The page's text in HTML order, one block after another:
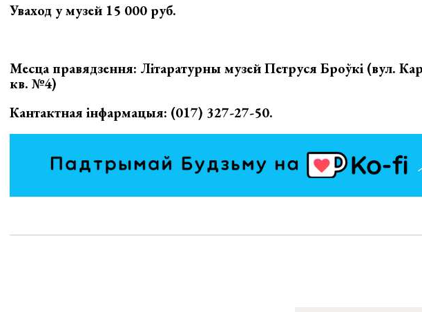
Уваход у музей 15 000 руб.
Месца правядзення: Літаратурны музей Петруся Броўкі (вул.
кв. №4)
Кантактная інфармацыя: (017) 327-27-50.